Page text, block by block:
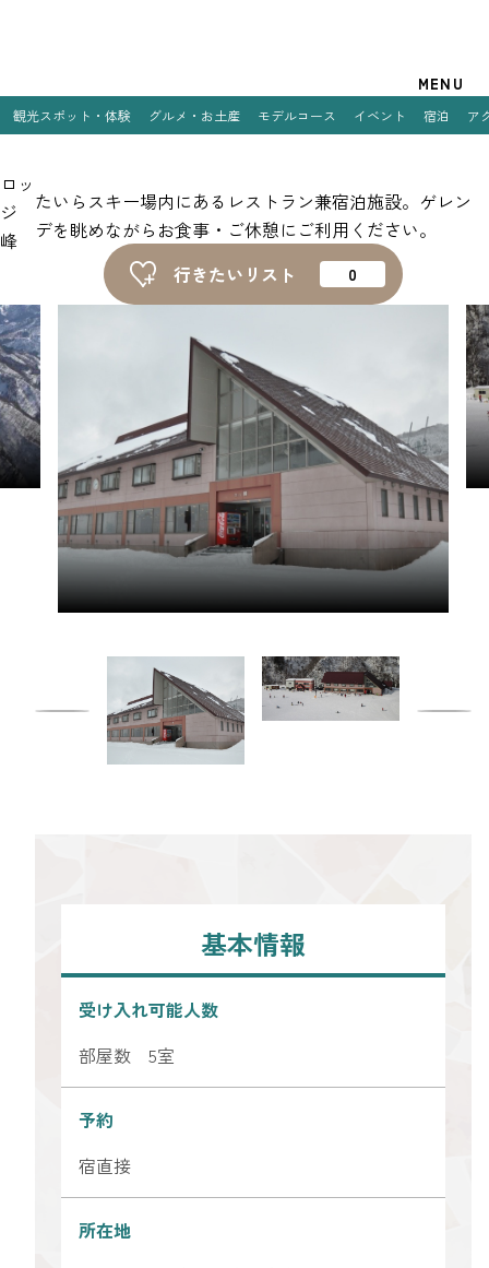
観光スポット・体験 グルメ・お土産 モデルコース イベント 宿泊 ア
ロッ
ジ
峰
たいらスキー場内にあるレストラン兼宿泊施設。ゲレン
デを眺めながらお食事・ご休憩にご利用ください。
行きたいリスト
基本情報
受け入れ可能人数
部屋数 5室
予約
宿直接
所在地
観光スポット・体験
グルメ・お土産
モデルコース
ピックアップ
はじめての高岡
お得で便利なサービス
観光ガイド
レンタサイクル
MENU